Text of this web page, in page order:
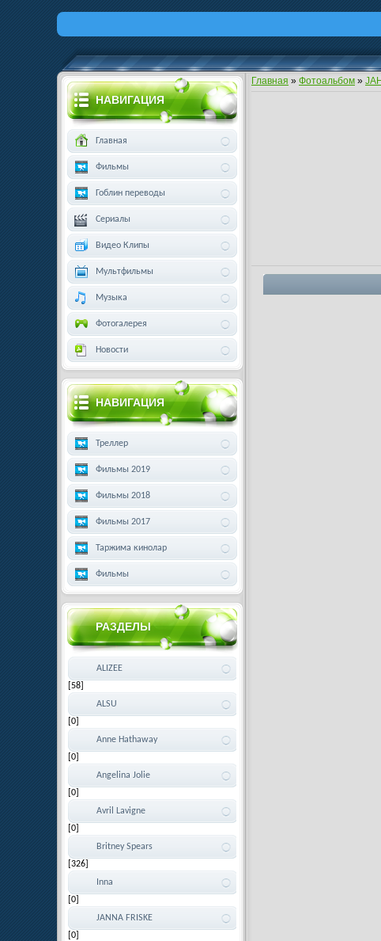
Главная » Фотоальбом »
НАВИГАЦИЯ
Главная
Фильмы
Гоблин переводы
Сериалы
Видео Клипы
Мультфильмы
Музыка
Фотогалерея
Новости
НАВИГАЦИЯ
Треллер
Фильмы 2019
Фильмы 2018
Фильмы 2017
Таржима кинолар
Фильмы
РАЗДЕЛЫ
ALIZEE
[58]
ALSU
[0]
Anne Hathaway
[0]
Angelina Jolie
[0]
Avril Lavigne
[0]
Britney Spears
[326]
Inna
[0]
JANNA FRISKE
[0]